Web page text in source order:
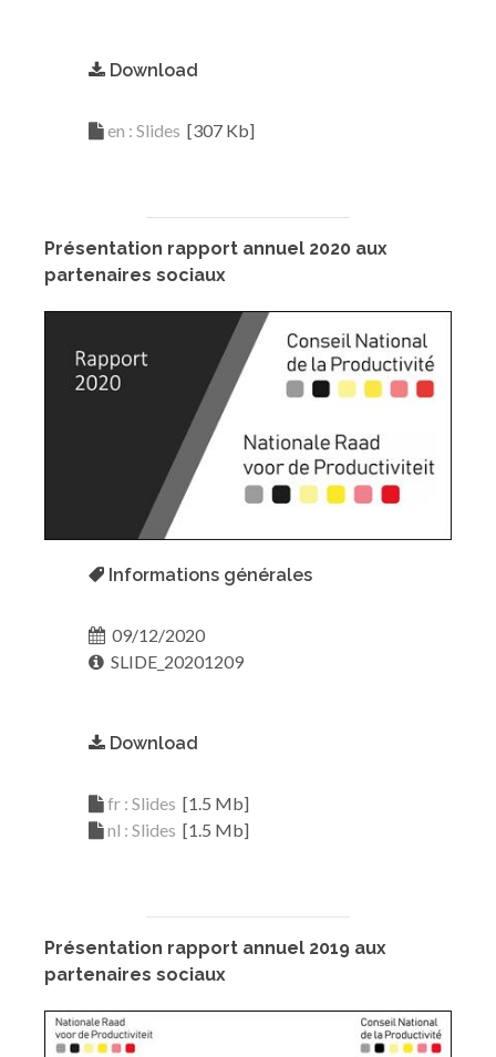
Download
en : Slides [307 Kb]
Présentation rapport annuel 2020 aux
partenaires sociaux
Informations générales
09/12/2020
SLIDE_20201209
Download
fr : Slides [1.5 Mb]
nl : Slides [1.5 Mb]
Présentation rapport annuel 2019 aux
partenaires sociaux